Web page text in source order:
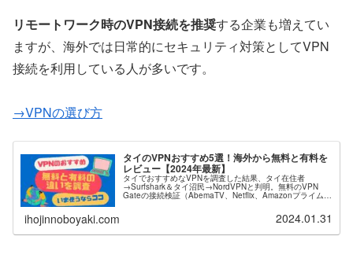
リモートワーク時のVPN接続を推奨する企業も増えてい
ますが、海外では日常的にセキュリティ対策としてVPN
接続を利用している人が多いです。
→VPNの選び方
タイのVPNおすすめ5選！海外から無料と有料を
レビュー【2024年最新】
タイでおすすめなVPNを調査した結果、タイ在住者
→Surfshark＆タイ沼民→NordVPNと判明。無料のVPN
Gateの接続検証（AbemaTV、Netflix、Amazonプライムビ
デオなど）と有料VPN3社（NordVPN、セカイVPN、
ihojinnoboyaki.com 2024.01.31